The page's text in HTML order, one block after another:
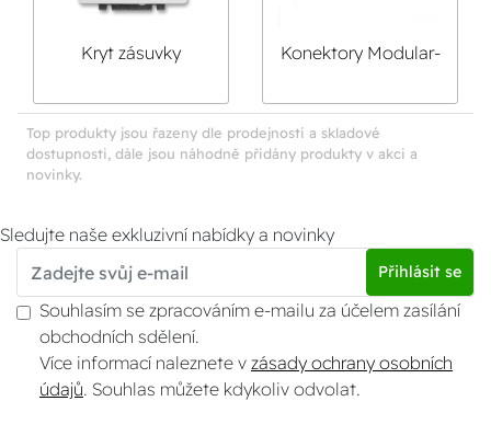
Kryt zásuvky
Swing L
Konektory Modular-
záslepky pro kryt
Swing, Swing L
Top produkty jsou řazeny dle prodejnosti a skladové
dostupnosti, dále jsou náhodně přidány produkty v akci a
novinky.
Sledujte naše exkluzivní nabídky a novinky
Přihlásit se
Souhlasím se zpracováním e-mailu za účelem zasílání
obchodních sdělení.
Více informací naleznete v zásady ochrany osobních
údajů . Souhlas můžete kdykoliv odvolat.